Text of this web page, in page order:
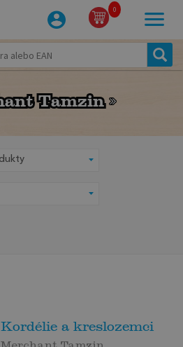
0
Tamzin
Tamzin
Kordélie a kreslozemci
Merchant Tamzin